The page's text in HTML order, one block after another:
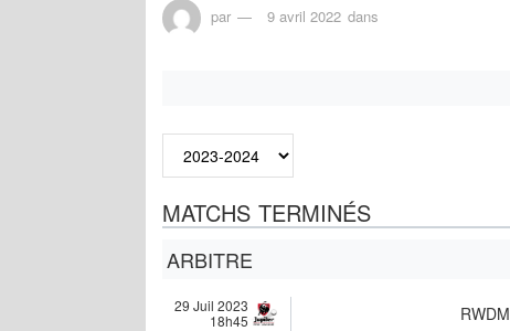
par 9 avril 2022 dans
MATCHS TERMINÉS
ARBITRE
29 Juil 2023
18h45
RWDM